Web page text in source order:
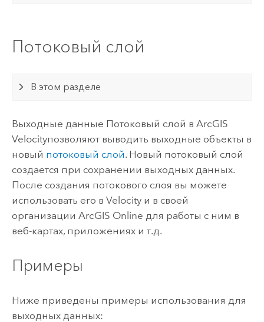
Потоковый слой
В этом разделе
Выходные данные Потоковый слой в ArcGIS
Velocityпозволяют выводить выходные объекты в
новый потоковый слой. Новый потоковый слой
создается при сохранении выходных данных.
После создания потокового слоя вы можете
использовать его в Velocityи в своей
организации ArcGIS Online для работы с ним в
веб-картах, приложениях и т.д.
Примеры
Ниже приведены примеры использования для
выходных данных: